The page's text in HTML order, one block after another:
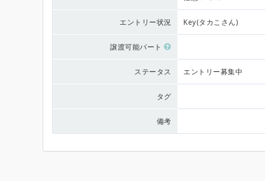
エントリー状況 Key(タカこさん)
譲渡可能パート
ステータス エントリー募集中
タグ
備考